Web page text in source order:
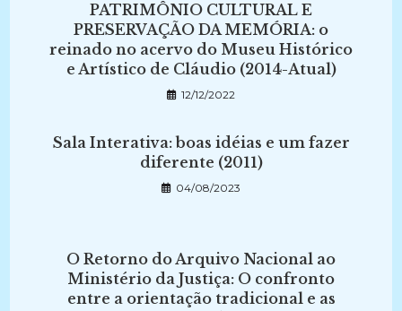
PATRIMÔNIO CULTURAL E
PRESERVAÇÃO DA MEMÓRIA: o
reinado no acervo do Museu Histórico
e Artístico de Cláudio (2014-Atual)
12/12/2022
Sala Interativa: boas idéias e um fazer
diferente (2011)
04/08/2023
O Retorno do Arquivo Nacional ao
Ministério da Justiça: O confronto
entre a orientação tradicional e as